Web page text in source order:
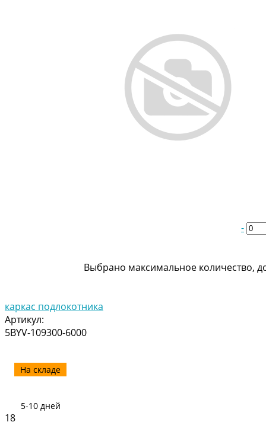
-
Выбрано максимальное количество,
каркас подлокотника
Артикул:
5BYV-109300-6000
На складе
5-10 дней
18